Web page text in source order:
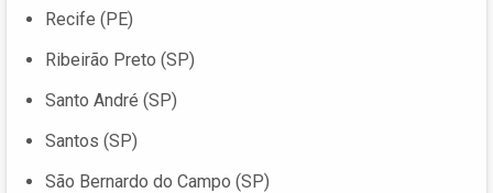
Recife (PE)
Ribeirão Preto (SP)
Santo André (SP)
Santos (SP)
São Bernardo do Campo (SP)